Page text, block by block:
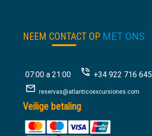
NEEM CONTACT OP MET ONS
07:00 a 21:00 +34 922 716 645
reservas@atlanticoexcursiones.com
Veilige betaling